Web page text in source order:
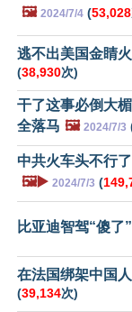
🖼️ 2024/7/4 (53,028
逃不出美国金睛
(38,930次)
干了这事必倒大
全落马 🖼️ 2024/7/3
中共火车头不行
🖼️▶️ 2024/7/3 (
比亚迪智驾“傻了
在法国绑架中国
(39,134次)